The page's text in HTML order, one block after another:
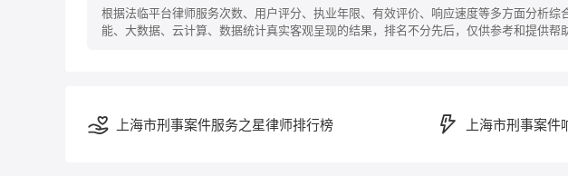
根据法临平台律师服务次数、用户评分、执业年限、有效评价、响应速度等多方面分析综
能、大数据、云计算、数据统计真实客观呈现的结果，排名不分先后，仅供参考和提供帮
上海市刑事案件服务之星律师排行榜 上海市刑事案